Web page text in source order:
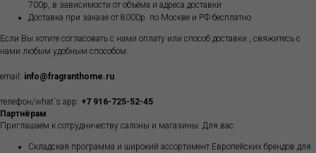
700р, в зависимости от объёма и адреса доставки
Доставка при заказе от 8000р. по Москве и РФ бесплатно
Если Вы хотите согласовать с нами оплату или способ доставки , свяжитесь с
нами любым удобным способом:
email: info@fragranthome.ru
телефон/what`s app: +7 916-725-52-45
Партнёрам
Приглашаем к сотрудничеству салоны и магазины. Для вас:
Складская программа и широкий ассортимент Европейских брендов для